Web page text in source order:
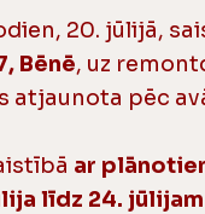
20. jūlijā,
Bēnē, uz
atjaunota pēc
ar
līdz 24. jūlijam